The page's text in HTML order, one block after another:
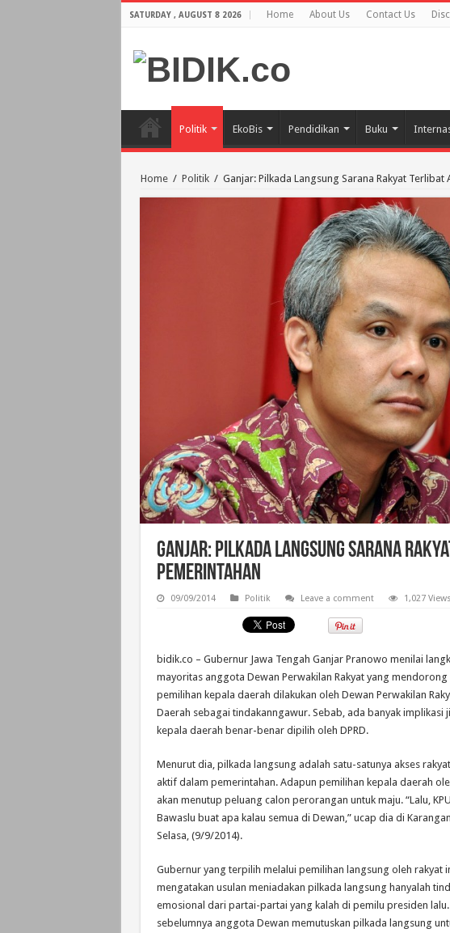
SATURDAY , AUGUST 8 2026 Home About Us Contact Us
Politik EkoBis Pendidikan Buku
Home / Politik / Ganjar: Pilkada Langsung Sarana Rakyat
Ganjar: Pilkada Langsung Sarana
Pemerintahan
09/09/2014 Politik Leave a comment 1,027 Views
bidik.co – Gubernur Jawa Tengah Ganjar Pranowo menilai
mayoritas anggota Dewan Perwakilan Rakyat yang mendorong
pemilihan kepala daerah dilakukan oleh Dewan Perwakilan
Daerah sebagai tindakanngawur. Sebab, ada banyak implikasi
kepala daerah benar-benar dipilih oleh DPRD.
Menurut dia, pilkada langsung adalah satu-satunya akses
aktif dalam pemerintahan. Adapun pemilihan kepala daerah
akan menutup peluang calon perorangan untuk maju. “Lalu,
Bawaslu buat apa kalau semua di Dewan,” ucap dia di
Selasa, (9/9/2014).
Gubernur yang terpilih melalui pemilihan langsung oleh rakyat
mengatakan usulan meniadakan pilkada langsung hanyalah
emosional dari partai-partai yang kalah di pemilu presiden lalu.
sebelumnya anggota Dewan memutuskan pilkada langsung